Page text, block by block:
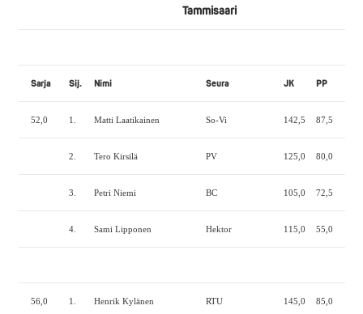
Tammisaari
Sarja Sij. Nimi Seura JK PP
52,0 1. Matti Laatikainen So-Vi 142,5 87,5
2. Tero Kirsilä PV 125,0 80,0
3. Petri Niemi BC 105,0 72,5
4. Sami Lipponen Hektor 115,0 55,0
56,0 1. Henrik Kylänen RTU 145,0 85,0